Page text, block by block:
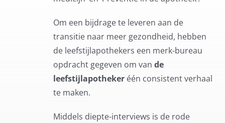
Om een bijdrage te leveren aan de
transitie naar meer gezondheid, hebben
de leefstijlapothekers een merk-bureau
opdracht gegeven om van de
leefstijlapothekeréén consistent verhaal
te maken.
Middels diepte-interviews is de rode